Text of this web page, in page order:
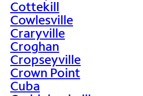
Cottekill
Cowlesville
Craryville
Croghan
Cropseyville
Crown Point
Cuba